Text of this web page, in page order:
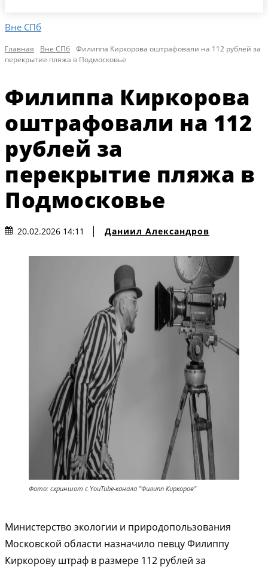
Вне СПб
Главная Вне СПб Филиппа Киркорова оштрафовали на 112 рублей за
перекрытие пляжа в Подмосковье
Филиппа Киркорова
оштрафовали на 112
рублей за
перекрытие пляжа в
Подмосковье
20.02.2026 14:11 Даниил Александров
Фото: скриншот с YouTube-канала "Филипп Киркоров"
Министерство экологии и природопользования
Московской области назначило певцу Филиппу
Киркорову штраф в размере 112 рублей за